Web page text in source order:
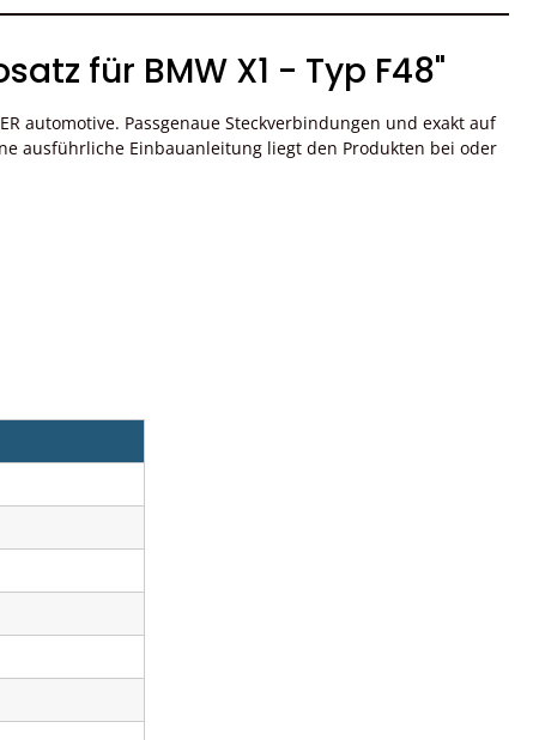
für BMW X1 - Typ F48"
automotive. Passgenaue Steckverbindungen und exakt auf
ausführliche Einbauanleitung liegt den Produkten bei oder